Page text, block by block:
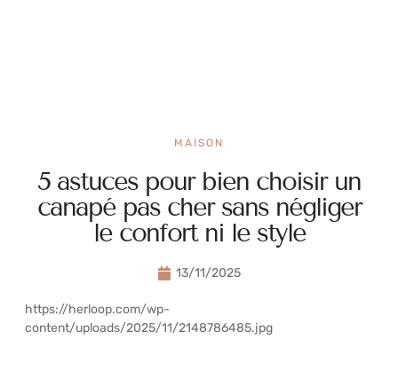
MAISON
5 astuces pour bien choisir un
canapé pas cher sans négliger
le confort ni le style
13/11/2025
https://herloop.com/wp-
content/uploads/2025/11/2148786485.jpg